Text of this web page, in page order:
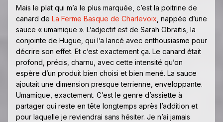
Mais le plat qui m’a le plus marquée, c’est la poitrine de
canard de La Ferme Basque de Charlevoix , nappée d’une
sauce « umamique ». L’adjectif est de Sarah Obraitis, la
conjointe de Hugue, qui l’a lancé avec enthousiasme pour
décrire son effet. Et c’est exactement ça. Le canard était
profond, précis, charnu, avec cette intensité qu’on
espère d’un produit bien choisi et bien mené. La sauce
ajoutait une dimension presque terrienne, enveloppante.
Umamique, exactement. C’est le genre d’assiette à
partager qui reste en tête longtemps après l’addition et
pour laquelle je reviendrai sans hésiter. Je n’ai jamais